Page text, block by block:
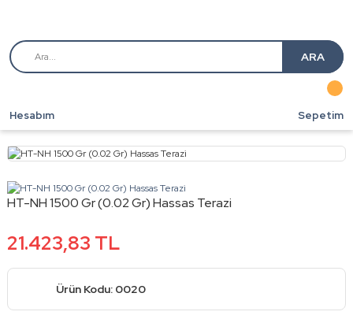
ARA
Hesabım Sepetim
HT-NH 1500 Gr (0.02 Gr) Hassas Terazi
21.423,83 TL
Ürün Kodu: 0020